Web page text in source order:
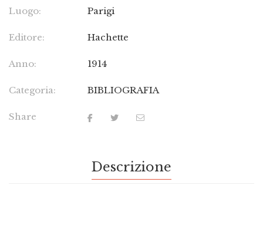
Luogo: Parigi
Editore: Hachette
Anno: 1914
Categoria: BIBLIOGRAFIA
Share
Descrizione